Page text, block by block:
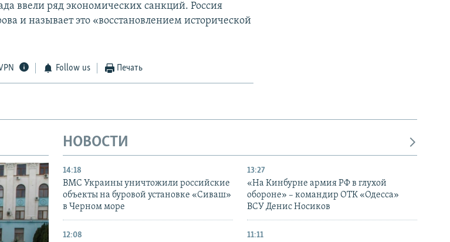
ввели ряд экономических санкций. Россия
и называет это «восстановлением исторической
Follow us Печать
НОВОСТИ
14:18
ВМС Украины уничтожили российские
объекты на буровой установке «Сиваш»
в Черном море
13:27
«На Кинбурне армия РФ в глухой
обороне» – командир ОТК «Одесса»
ВСУ Денис Носиков
12:08 11:11